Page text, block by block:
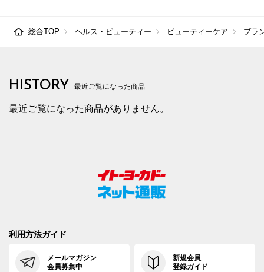
総合TOP ヘルス・ビューティー ビューティーケア ブラ
HISTORY 最近ご覧になった商品
最近ご覧になった商品がありません。
利用方法ガイド
メールマガジン
会員募集中
新規会員
登録ガイド